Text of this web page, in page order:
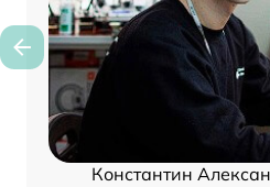
Константин